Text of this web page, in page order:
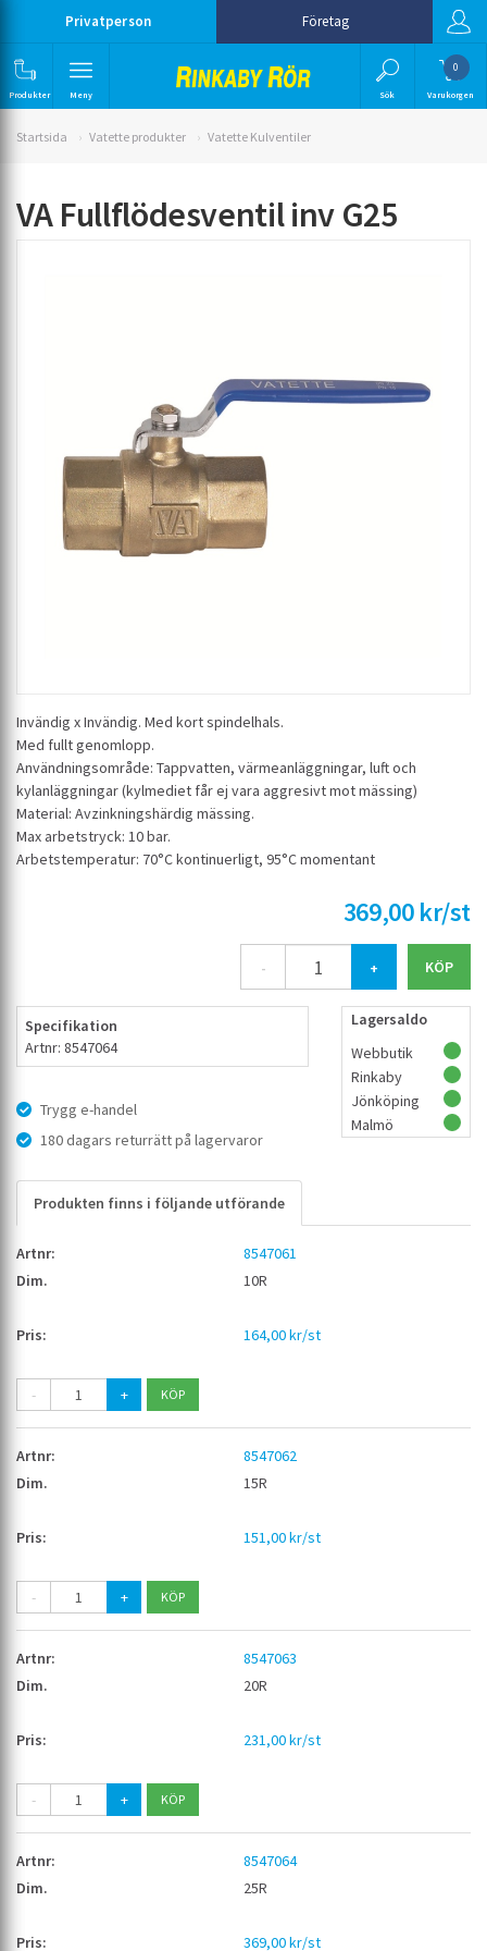
Privatperson Företag
Produkter Meny Sök
0
Varukorgen
Startsida Vatette produkter Vatette Kulventiler
VA Fullflödesventil inv G25
Invändig x Invändig. Med kort spindelhals.
Med fullt genomlopp.
Användningsområde: Tappvatten, värmeanläggningar, luft och
kylanläggningar (kylmediet får ej vara aggresivt mot mässing)
Material: Avzinkningshärdig mässing.
Max arbetstryck: 10 bar.
Arbetstemperatur: 70°C kontinuerligt, 95°C momentant
369,00 kr/st
- +
Specifikation
Artnr: 8547064
Trygg e-handel
180 dagars returrätt på lagervaror
Lagersaldo
Webbutik
Rinkaby
Jönköping
Malmö
Produkten finns i följande utförande
8547061
10R
164,00 kr/st
- +
8547062
15R
151,00 kr/st
- +
8547063
20R
231,00 kr/st
- +
8547064
25R
369,00 kr/st